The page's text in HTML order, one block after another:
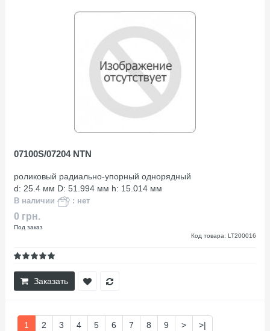
07100S/07204 NTN
роликовый радиально-упорный однорядный
d: 25.4 мм D: 51.994 мм h: 15.014 мм
В наличии : нет
0 грн.
Под заказ
Код товара: LT200016
Заказать
1 2 3 4 5 6 7 8 9 >
>|